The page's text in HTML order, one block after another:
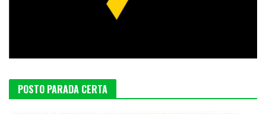
POSTO PARADA CERTA